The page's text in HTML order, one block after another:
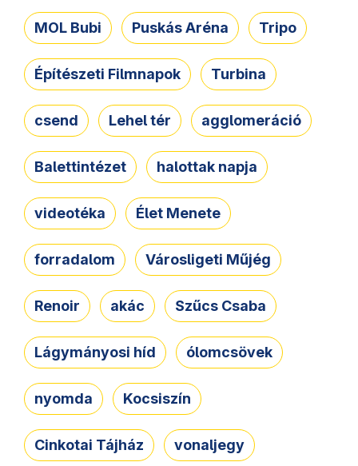
MOL Bubi Puskás Aréna Tripo
Építészeti Filmnapok Turbina
csend Lehel tér agglomeráció
Balettintézet halottak napja
videotéka Élet Menete
forradalom Városligeti Műjég
Renoir akác Szűcs Csaba
Lágymányosi híd ólomcsövek
nyomda Kocsiszín
Cinkotai Tájház vonaljegy